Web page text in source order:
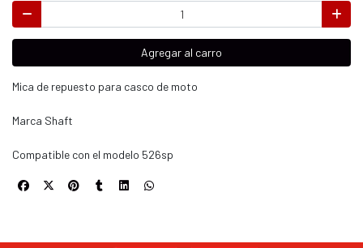
Agregar al carro
Mica de repuesto para casco de moto
Marca Shaft
Compatible con el modelo 526sp